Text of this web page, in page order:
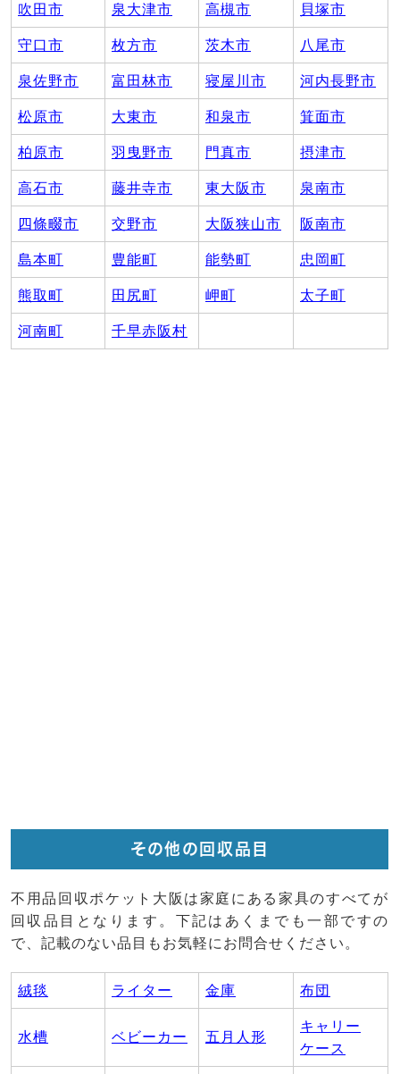
吹田市 泉大津市 高槻市 貝塚市
守口市 枚方市 茨木市 八尾市
泉佐野市 富田林市 寝屋川市 河内長野市
松原市 大東市 和泉市 箕面市
柏原市 羽曳野市 門真市 摂津市
高石市 藤井寺市 東大阪市 泉南市
四條畷市 交野市 大阪狭山市 阪南市
島本町 豊能町 能勢町 忠岡町
熊取町 田尻町 岬町 太子町
河南町 千早赤阪村
その他の回収品目
不用品回収ポケット大阪は家庭にある家具のすべてが
回収品目となります。下記はあくまでも一部ですの
で、記載のない品目もお気軽にお問合せください。
絨毯 ライター 金庫 布団
水槽 ベビーカー 五月人形
キャリー
ケース